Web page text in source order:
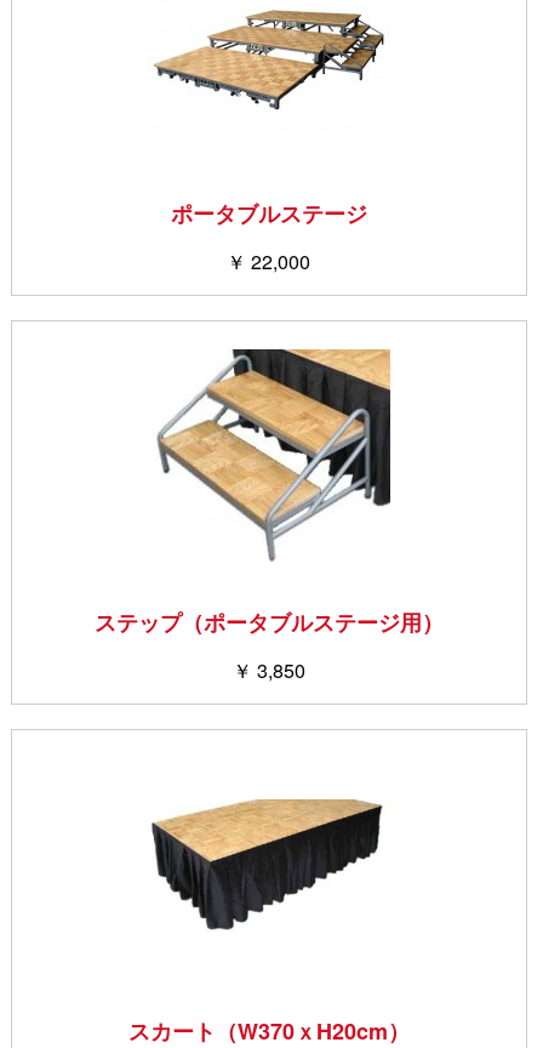
ポータブルステージ
￥ 22,000
ステップ（ポータブルステージ用）
￥ 3,850
スカート（W370ｘH20cm）